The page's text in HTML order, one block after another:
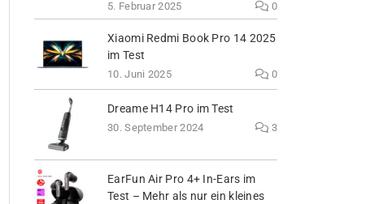
5. Februar 2025 0
Xiaomi Redmi Book Pro 14 2025
im Test
10. Juni 2025 0
Dreame H14 Pro im Test
30. September 2024 3
EarFun Air Pro 4+ In-Ears im
Test – Mehr als nur ein kleines